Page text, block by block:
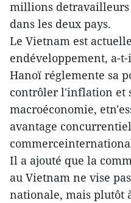
millions detravailleurs
dans les deux pays.
Le Vietnam est
endéveloppement, a-
Hanoï réglemente sa
contrôler l'inflation et
macroéconomie,
avantage
Il a ajouté que la
au Vietnam ne vise
nationale, mais plutôt